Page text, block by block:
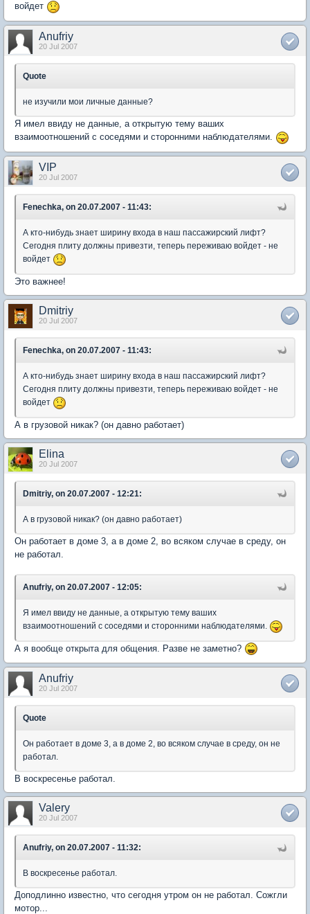
войдет
Anufriy
20 Jul 2007
Quote
не изучили мои личные данные?
Я имел ввиду не данные, а открытую тему ваших
взаимоотношений с соседями и сторонними наблюдателями.
VIP
20 Jul 2007
Fenechka, on 20.07.2007 - 11:43:
А кто-нибудь знает ширину входа в наш пассажирский лифт?
Сегодня плиту должны привезти, теперь переживаю войдет - не
войдет
Это важнее!
Dmitriy
20 Jul 2007
Fenechka, on 20.07.2007 - 11:43:
А кто-нибудь знает ширину входа в наш пассажирский лифт?
Сегодня плиту должны привезти, теперь переживаю войдет - не
войдет
А в грузовой никак? (он давно работает)
Elina
20 Jul 2007
Dmitriy, on 20.07.2007 - 12:21:
А в грузовой никак? (он давно работает)
Он работает в доме 3, а в доме 2, во всяком случае в среду, он
не работал.
Anufriy, on 20.07.2007 - 12:05:
Я имел ввиду не данные, а открытую тему ваших
взаимоотношений с соседями и сторонними наблюдателями.
А я вообще открыта для общения. Разве не заметно?
Anufriy
20 Jul 2007
Quote
Он работает в доме 3, а в доме 2, во всяком случае в среду, он не
работал.
В воскресенье работал.
Valery
20 Jul 2007
Anufriy, on 20.07.2007 - 11:32:
В воскресенье работал.
Доподлинно известно, что сегодня утром он не работал. Сожгли
мотор...